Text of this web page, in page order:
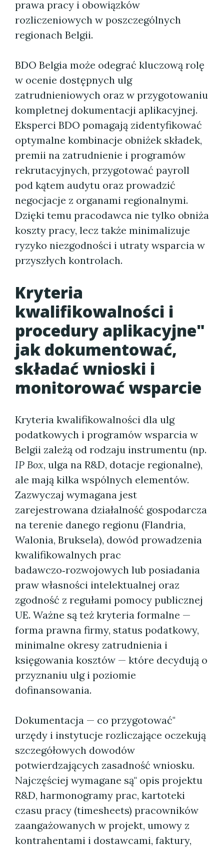
prawa pracy i obowiązków
rozliczeniowych w poszczególnych
regionach Belgii.
BDO Belgia może odegrać kluczową rolę
w ocenie dostępnych ulg
zatrudnieniowych oraz w przygotowaniu
kompletnej dokumentacji aplikacyjnej.
Eksperci BDO pomagają zidentyfikować
optymalne kombinacje obniżek składek,
premii na zatrudnienie i programów
rekrutacyjnych, przygotować payroll
pod kątem audytu oraz prowadzić
negocjacje z organami regionalnymi.
Dzięki temu pracodawca nie tylko obniża
koszty pracy, lecz także minimalizuje
ryzyko niezgodności i utraty wsparcia w
przyszłych kontrolach.
Kryteria
kwalifikowalności i
procedury aplikacyjne"
jak dokumentować,
składać wnioski i
monitorować wsparcie
Kryteria kwalifikowalności dla ulg
podatkowych i programów wsparcia w
Belgii zależą od rodzaju instrumentu (np.
IP Box, ulga na R&D, dotacje regionalne),
ale mają kilka wspólnych elementów.
Zazwyczaj wymagana jest
zarejestrowana działalność gospodarcza
na terenie danego regionu (Flandria,
Walonia, Bruksela), dowód prowadzenia
kwalifikowalnych prac
badawczo‑rozwojowych lub posiadania
praw własności intelektualnej oraz
zgodność z regułami pomocy publicznej
UE. Ważne są też kryteria formalne —
forma prawna firmy, status podatkowy,
minimalne okresy zatrudnienia i
księgowania kosztów — które decydują o
przyznaniu ulg i poziomie
dofinansowania.
Dokumentacja — co przygotować"
urzędy i instytucje rozliczające oczekują
szczegółowych dowodów
potwierdzających zasadność wniosku.
Najczęściej wymagane są" opis projektu
R&D, harmonogramy prac, kartoteki
czasu pracy (timesheets) pracowników
zaangażowanych w projekt, umowy z
kontrahentami i dostawcami, faktury,